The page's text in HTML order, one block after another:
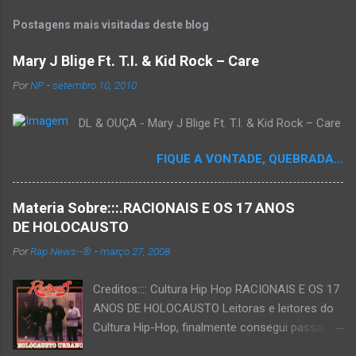
Postagens mais visitadas deste blog
Mary J Blige Ft. T.I. & Kid Rock – Care
PorNP -setembro 10, 2010
DL & OUÇA - Mary J Blige Ft. T.I. & Kid Rock – Care
FIQUE A VONTADE, QUEBRADA...
Materia Sobre:::.RACIONAIS E OS 17 ANOS
DE HOLOCAUSTO
PorRap News--® -março 27, 2008
Creditos:::: Cultura Hip Hop RACIONAIS E OS 17
ANOS DE HOLOCAUSTO Leitoras e leitores do
Cultura Hip-Hop, finalmente consegui passar